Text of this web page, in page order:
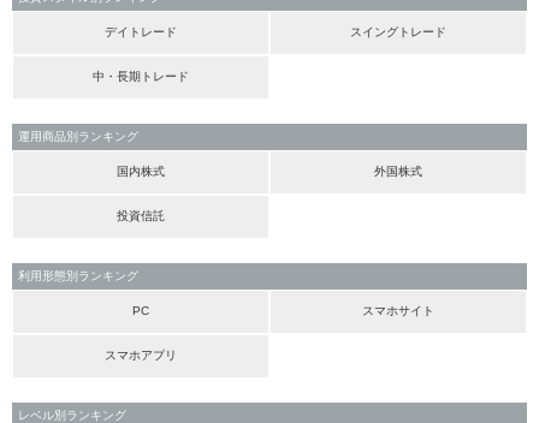
デイトレード スイングトレード
中・長期トレード
運用商品別ランキング
国内株式 外国株式
投資信託
利用形態別ランキング
PC スマホサイト
スマホアプリ
レベル別ランキング